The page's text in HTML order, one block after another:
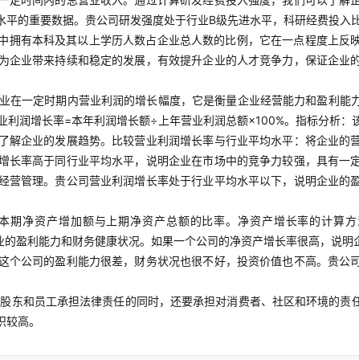
的重要数据。贵公司研发强度处于行业B级先进水平，科研经费投入
拥有本科及其以上学历人数占企业总人数的比例，它在一点程度上
企业带来持续和稳定的发展，有效提升企业的人才竞争力，保证企
在一定时期内营业利润的增长幅度，它是衡量企业经营能力和盈利
润增长率=本年利润增长额÷上年营业利润总额×100%。指标分析
解企业的发展趋势。比较营业利润增长率与行业平均水平：将企业
长率高于同行业平均水平，说明企业在市场中的竞争力较强，具有
营管理。贵公司营业利润增长率处于行业平均水平以下，说明企业
期净资产增加额与上期净资产总额的比率。净资产增长率的计算
盈利能力和财务健康状况。如果一个公司的净资产增长率很高，说
个公司的盈利能力很差，财务状况也很不好，投资价值也不高。贵
东和员工承担法律责任的同时，还要承担对消费者、社区和环境的
高。